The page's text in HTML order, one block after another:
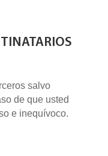
salvo
de que usted
e inequívoco.